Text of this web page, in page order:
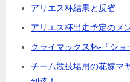
アリエス杯結果と反省
アリエス杯出走予定のメ
クライマックス杯-「シ
チーム競技場用の花嫁マ